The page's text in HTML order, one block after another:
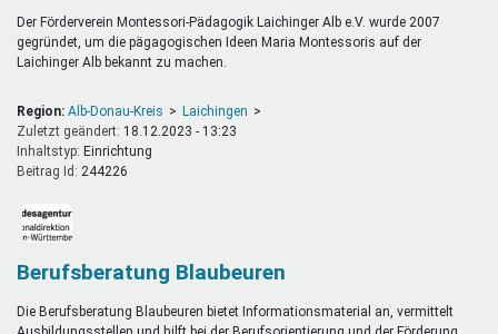
Der Förderverein Montessori-Pädagogik Laichinger Alb e.V. wurde 2007
gegründet, um die pägagogischen Ideen Maria Montessoris auf der
Laichinger Alb bekannt zu machen.
Region: Alb-Donau-Kreis
Laichingen
Zuletzt geändert: 18.12.2023 - 13:23
Inhaltstyp:
einrichtung
Beitrag Id: 244226
Berufsberatung Blaubeuren
Die Berufsberatung Blaubeuren bietet Informationsmaterial an, vermittelt